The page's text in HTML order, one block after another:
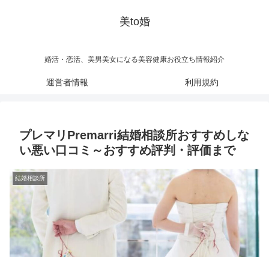
美to婚
婚活・恋活、美男美女になる美容健康お役立ち情報紹介
運営者情報 利用規約
プレマリPremarri結婚相談所おすすめしな
い悪い口コミ～おすすめ評判・評価まで
結婚相談所